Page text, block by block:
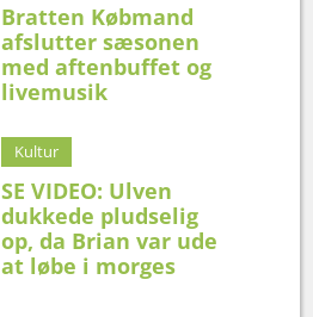
Bratten Købmand
afslutter sæsonen
med aftenbuffet og
livemusik
Kultur
SE VIDEO: Ulven
dukkede pludselig
op, da Brian var ude
at løbe i morges